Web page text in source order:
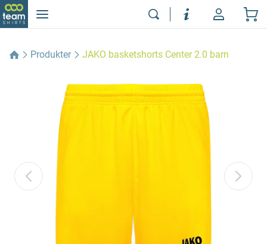
Produkter JAKO basketshorts Center 2.0 barn